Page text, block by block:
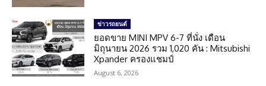
ข่าวรถยนต์
ยอดขาย MINI MPV 6-7 ที่นั่ง เดือน
มิถุนายน 2026 รวม 1,020 คัน : Mitsubishi
Xpander ครองแชมป์
August 6, 2026